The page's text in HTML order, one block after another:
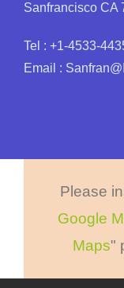
Sanfrancisco CA
Tel : +1-4533-
Email :
Please
Google
Maps"